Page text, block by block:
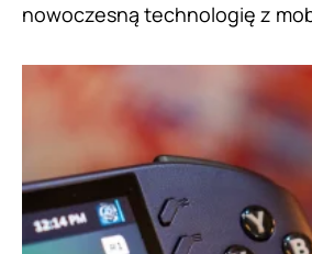
nowoczesną technologię z